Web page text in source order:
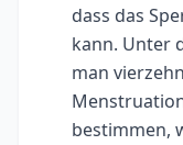
dass das
kann. Unter
man
bestimmen,